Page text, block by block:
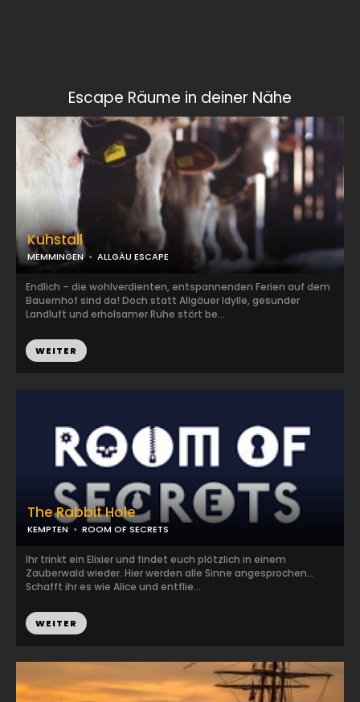
Escape Räume in deiner Nähe
The Rabbit Hole
KEMPTEN ROOM OF SECRETS
Ihr trinkt ein Elixier und findet euch plötzlich in einem
Zauberwald wieder. Hier werden alle Sinne angesprochen...
Schafft ihr es wie Alice und entflie...
WEITER
Kuhstall
MEMMINGEN ALLGÄU ESCAPE
Endlich – die wohlverdienten, entspannenden Ferien auf dem
Bauernhof sind da! Doch statt Allgäuer Idylle, gesunder
Landluft und erholsamer Ruhe stört be...
WEITER